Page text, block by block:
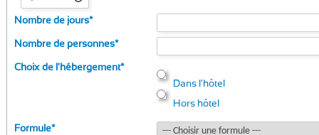
Nombre de jours*
Nombre de personnes*
Choix de l'hébergement*
Dans l'hôtel
Hors hôtel
Formule*